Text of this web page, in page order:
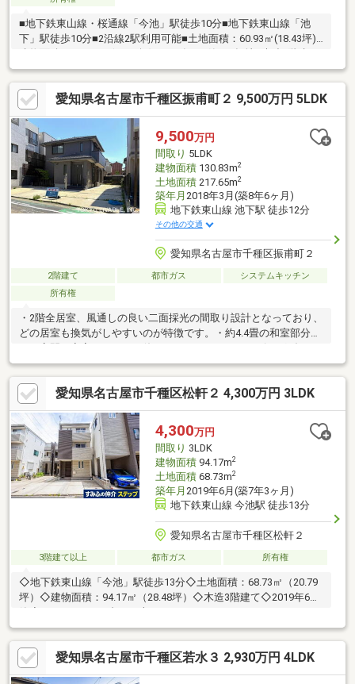
■地下鉄東山線・桜通線「今池」駅徒歩10分■地下鉄東山線「池
下」駅徒歩10分■2沿線2駅利用可能■土地面積：60.93㎡(18.43坪)■
建物面積：113.43㎡(34.31坪)■2021年3月築■平坦地■木造3階建■
間取り：1SLDK※S＝サービスルーム(納戸)■駐車場1台分有り(車種
による)■用途地域：第1種住居地域■建ぺい率：60％ ・容積率：
168％
愛知県名古屋市千種区振甫町２ 9,500万円 5LDK
9,500万円
間取り 5LDK
建物面積130.83m2
土地面積217.65m2
築年月 2018年3月(築8年6ヶ月)
地下鉄東山線 池下駅 徒歩12分
その他の交通
愛知県名古屋市千種区振甫町２
2階建て 都市ガス
システムキッチン
所有権
・2階全居室、風通しの良い二面採光の間取り設計となっており、
どの居室も換気がしやすいのが特徴です。・約4.4畳の和室部分
ングとの仕切りを全開にすることで広い空間をつくれます。・キ
ッチン・浴室・洗面室・お手洗いなど各種水回りには窓が設置さ
れており、湿気や臭いがこもりにくく、衛生的です。・システム
キッチンは、リビングを見渡せるカウンター式。お子様の様子を
見ながら、ご家族との会話を楽しみながら、お料理をすることが
できます。また、完成したお料理を運ぶ手間を少しだけ軽減して
くれます。・セカンドカーや来客用にうれしい６台分のカースペ
ース。
愛知県名古屋市千種区松軒２ 4,300万円 3LDK
4,300万円
間取り 3LDK
建物面積94.17m2
土地面積68.73m2
築年月 2019年6月(築7年3ヶ月)
地下鉄東山線 今池駅 徒歩13分
愛知県名古屋市千種区松軒２
3階建て以上 都市ガス 所有権
◇地下鉄東山線「今池」駅徒歩13分◇土地面積：68.73㎡（20.79
坪）◇建物面積：94.17㎡（28.48坪）◇木造3階建て◇2019年6月
築◇カースペース2台可（車種による）
愛知県名古屋市千種区若水３ 2,930万円 4LDK